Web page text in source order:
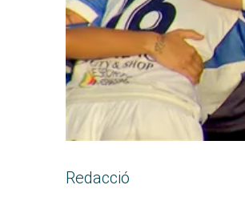
Redacció